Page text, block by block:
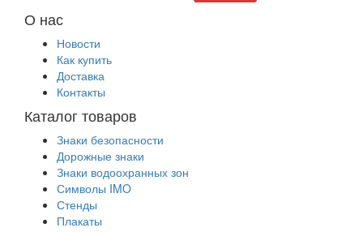
О нас
Новости
Как купить
Доставка
Контакты
Каталог товаров
Знаки безопасности
Дорожные знаки
Знаки водоохранных зон
Символы IMO
Стенды
Плакаты